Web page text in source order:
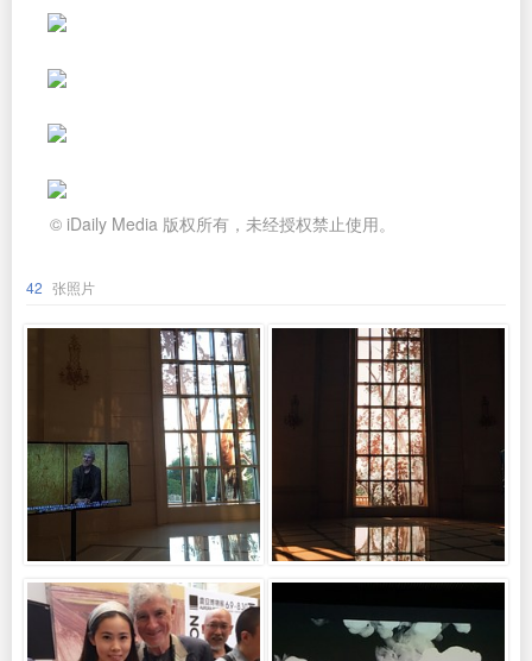
© iDaily Media 版权所有，未经授权禁止使用。
42 张照片